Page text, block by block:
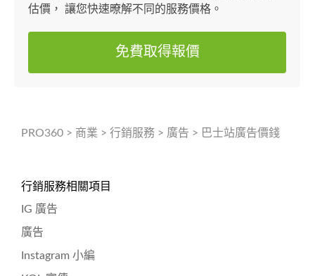
估價， 讓您快速暸解不同的服務價格。
免費取得報價
PRO360 > 商業 > 行銷服務 > 廣告 > 巴士站廣告價錢
行銷服務相關項目
IG 廣告
廣告
Instagram 小編